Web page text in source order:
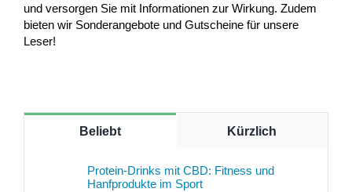
und versorgen Sie mit Informationen zur Wirkung. Zudem
bieten wir Sonderangebote und Gutscheine für unsere
Leser!
Beliebt Kürzlich
Protein-Drinks mit CBD: Fitness und
Hanfprodukte im Sport